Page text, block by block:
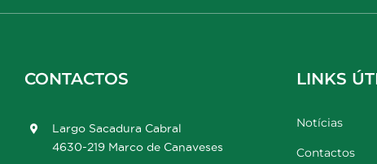
CONTACTOS
Largo Sacadura Cabral
4630-219 Marco de Canaveses
LINKS
Notícias
Contactos